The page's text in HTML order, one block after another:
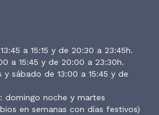
a 15:15 y de 20:30 a 23:45h.
a 15:45 y de 20:00 a 23:30h.
y sábado de 13:00 a 15:45 y de
domingo noche y martes
en semanas con días festivos)